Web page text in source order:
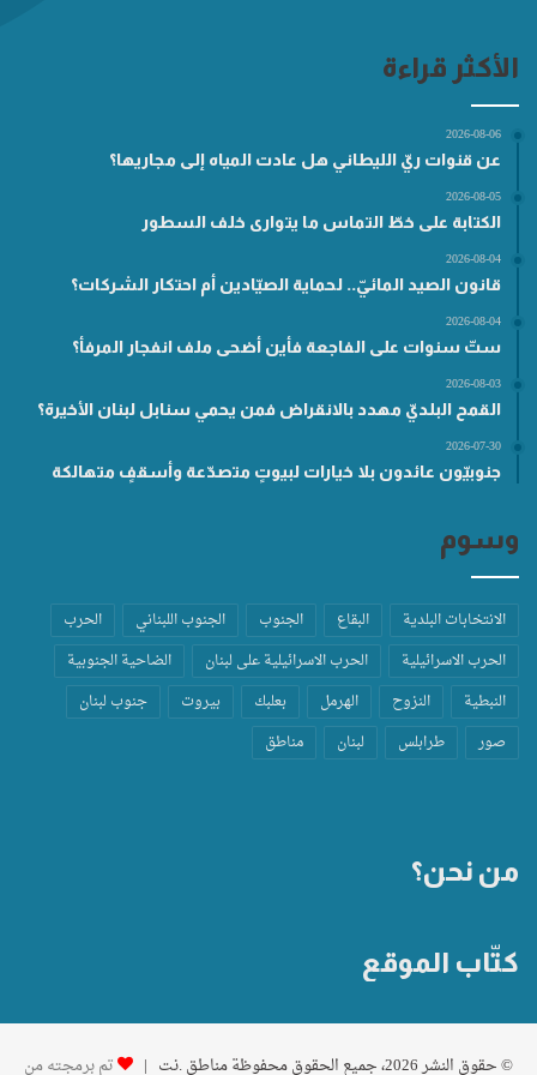
الأكثر قراءة
2026-08-06
عن قنوات ريّ الليطاني هل عادت المياه إلى مجاريها؟
2026-08-05
الكتابة على خطّ التماس ما يتوارى خلف السطور
2026-08-04
قانون الصيد المائيّ.. لحماية الصيّادين أم احتكار الشركات؟
2026-08-04
ستّ سنوات على الفاجعة فأين أضحى ملف انفجار المرفأ؟
2026-08-03
القمح البلديّ مهدد بالانقراض فمن يحمي سنابل لبنان الأخيرة؟
2026-07-30
جنوبيّون عائدون بلا خيارات لبيوتٍ متصدّعة وأسقفٍ متهالكة
وسوم
الانتخابات البلدية البقاع الجنوب الجنوب اللبناني
الحرب
الحرب الاسرائيلية
الحرب الاسرائيلية على لبنان
الضاحية الجنوبية
النبطية
النزوح الهرمل بعلبك بيروت
جنوب لبنان
صور
طرابلس لبنان مناطق
من نحن؟
كتّاب الموقع
© حقوق النشر 2026، جميع الحقوق محفوظة مناطق .نت | تم برمجته من